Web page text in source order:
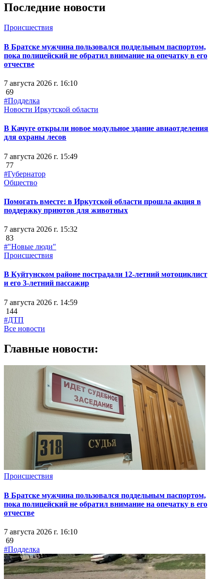
Последние новости
Происшествия
В Братске мужчина пользовался поддельным паспортом,
пока полицейский не обратил внимание на опечатку в его
отчестве
7 августа 2026 г. 16:10
69
#Подделка
Новости Иркутской области
В Качуге открыли новое модульное здание авиаотделения
для охраны лесов
7 августа 2026 г. 15:49
77
#Губернатор
Общество
Помогать вместе: в Иркутской области прошла акция в
поддержку приютов для животных
7 августа 2026 г. 15:32
83
#"Новые люди"
Происшествия
В Куйтунском районе пострадали 12-летний мотоциклист
и его 3-летний пассажир
7 августа 2026 г. 14:59
144
#ДТП
Все новости
Главные новости:
Происшествия
В Братске мужчина пользовался поддельным паспортом,
пока полицейский не обратил внимание на опечатку в его
отчестве
7 августа 2026 г. 16:10
69
#Подделка